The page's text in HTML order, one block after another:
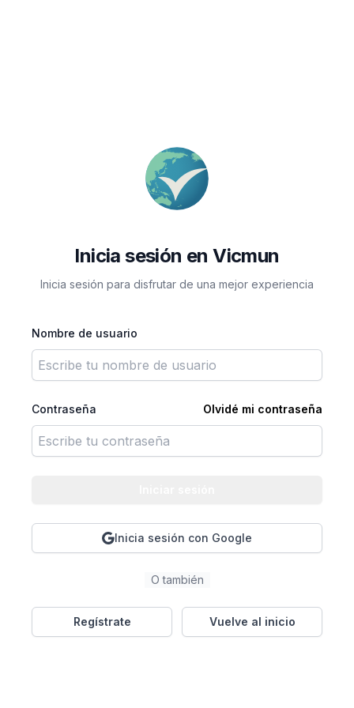
Inicia sesión en Vicmun
Inicia sesión para disfrutar de una mejor experiencia
Nombre de usuario
Contraseña Olvidé mi contraseña
Inicia sesión con Google
O también
Regístrate Vuelve al inicio